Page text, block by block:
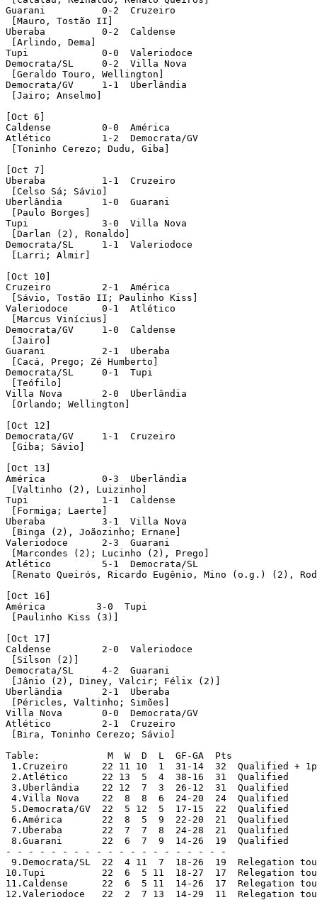
Guarani		 0-2  Cruzeiro
[Mauro, Tostão II]
Uberaba		 0-2  Caldense
[Arlindo, Dema]
Tupi		 0-0  Valeriodoce
Democrata/SL	 0-2  Villa Nova
[Geraldo Touro, Wellington]
Democrata/GV	 1-1  Uberlândia
[Jairo; Anselmo]
[Oct 6]
Caldense	 0-0  América
Atlético	 1-2  Democrata/GV
[Toninho Cerezo; Dudu, Giba]
[Oct 7]
Uberaba		 1-1  Cruzeiro
[Celso Sá; Sávio]
Uberlândia	 1-0  Guarani
[Paulo Borges]
Tupi		 3-0  Villa Nova
[Darlan (2), Ronaldo]
Democrata/SL	 1-1  Valeriodoce
[Larri; Almir]
[Oct 10]
Cruzeiro	 2-1  América
[Sávio, Tostão II; Paulinho Kiss]
Valeriodoce	 0-1  Atlético
[Marcus Vinícius]
Democrata/GV	 1-0  Caldense
[Jairo]
Guarani		 2-1  Uberaba
[Cacá, Prego; Zé Humberto]
Democrata/SL	 0-1  Tupi
[Teófilo]
Villa Nova	 2-0  Uberlândia
[Orlando; Wellington]
[Oct 12]
Democrata/GV	 1-1  Cruzeiro
[Giba; Sávio]
[Oct 13]
América	 	 0-3  Uberlândia
[Valtinho (2), Luizinho]
Tupi		 1-1  Caldense
[Formiga; Laerte]
Uberaba		 3-1  Villa Nova
[Binga (2), Joãozinho; Ernane]
Valeriodoce	 2-3  Guarani
[Marcondes (2); Lucinho (2), Prego]
Atlético	 5-1  Democrata/SL
[Renato Queirós, Ricardo Eugênio, Mino (o.g.) (2),
[Oct 16]
América	 	3-0  Tupi
[Paulinho Kiss (3)]
[Oct 17]
Caldense	 2-0  Valeriodoce
[Sílson (2)]
Democrata/SL	 4-2  Guarani
[Jânio (2), Diney, Valcir; Félix (2)]
Uberlândia	 2-1  Uberaba
[Péricles, Valtinho; Simões]
Villa Nova	 0-0  Democrata/GV
Atlético	 2-1  Cruzeiro
[Bira, Toninho Cerezo; Sávio]
Table:		  M  W  D  L  GF-GA  Pts
1.Cruzeiro  	 22 11 10  1  31-14  32  Qualified + 1pt
2.Atlético  	 22 13  5  4  38-16  31  Qualified
3.Uberlândia    22 12  7  3  26-12  31  Qualified
4.Villa Nova    22  8  8  6  24-20  24  Qualified
5.Democrata/GV  22  5 12  5  17-15  22  Qualified
6.América  	 22  8  5  9  22-20  21  Qualified
7.Uberaba	 22  7  7  8  24-28  21  Qualified
8.Guarani	 22  6  7  9  14-26  19  Qualified
- - - - - - - - - - - - - - - - - - - -
9.Democrata/SL	 22  4 11  7  18-26  19  Relegation tournament
10.Tupi	 	 22  6  5 11  18-27  17	 Relegation tournament
11.Caldense	 22  6  5 11  14-26  17  Relegation tournament
12.Valeriodoce	 22  2  7 13  14-29  11  Relegation tournament